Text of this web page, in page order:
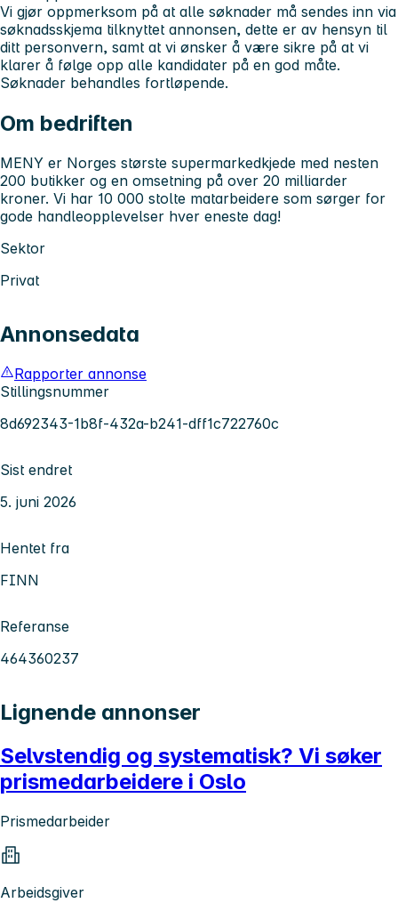
Vi gjør oppmerksom på at alle søknader må sendes inn via
søknadsskjema tilknyttet annonsen, dette er av hensyn til
ditt personvern, samt at vi ønsker å være sikre på at vi
klarer å følge opp alle kandidater på en god måte.
Søknader behandles fortløpende.
Om bedriften
MENY er Norges største supermarkedkjede med nesten
200 butikker og en omsetning på over 20 milliarder
kroner. Vi har 10 000 stolte matarbeidere som sørger for
gode handleopplevelser hver eneste dag!
Sektor
Privat
Annonsedata
Rapporter annonse
Stillingsnummer
8d692343-1b8f-432a-b241-dff1c722760c
Sist endret
5. juni 2026
Hentet fra
FINN
Referanse
464360237
Lignende annonser
Selvstendig og systematisk? Vi søker
prismedarbeidere i Oslo
Prismedarbeider
Arbeidsgiver